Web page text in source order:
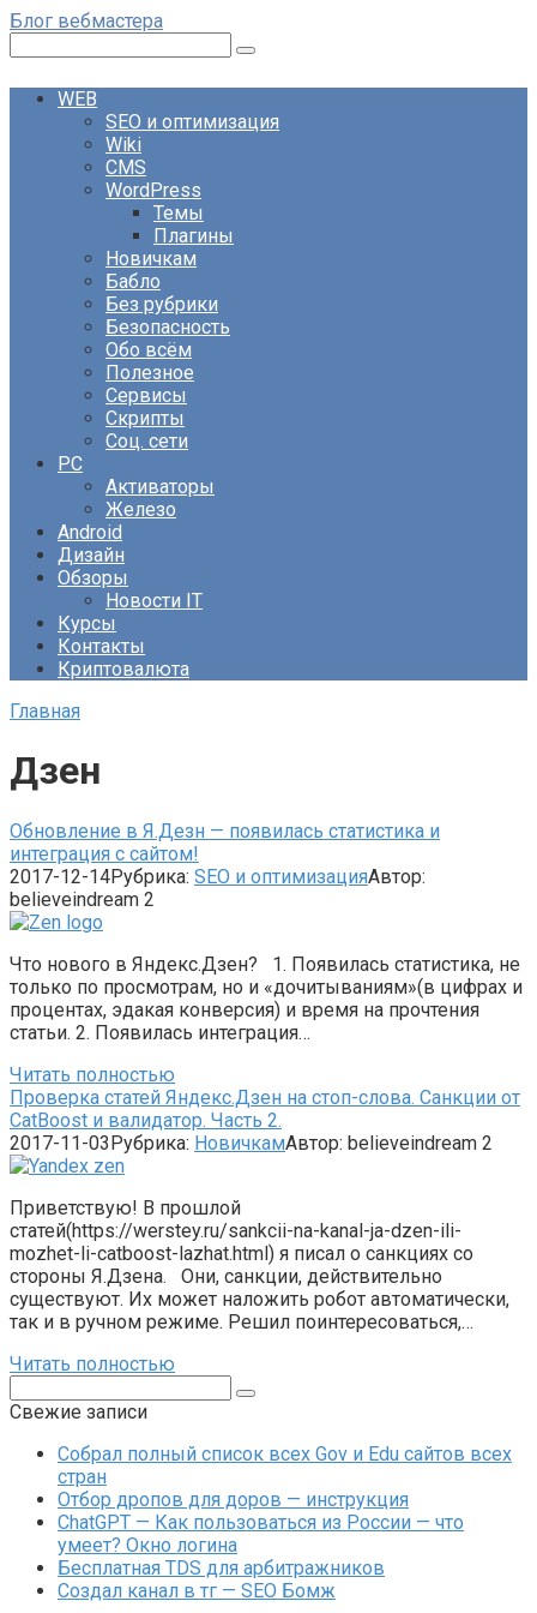
Перейти
контенту
Блог вебмастера
WEB
SEO и оптимизация
Wiki
CMS
WordPress
Темы
Плагины
Новичкам
Бабло
Без рубрики
Безопасность
Обо всём
Полезное
Сервисы
Скрипты
Соц. сети
PC
Активаторы
Железо
Android
Дизайн
Обзоры
Новости IT
Курсы
Контакты
Криптовалюта
Главная
Дзен
Обновление в Я.Дезн — появилась статистика и
интеграция с сайтом!
2017-12-14Рубрика: SEO и оптимизацияАвтор:
believeindream 2
Что нового в Яндекс.Дзен? 1. Появилась статистика, не
только по просмотрам, но и «дочитываниям»(в цифрах и
процентах, эдакая конверсия) и время на прочтения
статьи. 2. Появилась интеграция…
Читать полностью
Проверка статей Яндекс.Дзен на стоп-слова. Санкции от
CatBoost и валидатор. Часть 2.
2017-11-03Рубрика: НовичкамАвтор: believeindream 2
Приветствую! В прошлой
статей(https://werstey.ru/sankcii-na-kanal-ja-dzen-ili-
mozhet-li-catboost-lazhat.html) я писал о санкциях со
стороны Я.Дзена. Они, санкции, действительно
существуют. Их может наложить робот автоматически,
так и в ручном режиме. Решил поинтересоваться,…
Читать полностью
Свежие записи
Собрал полный список всех Gov и Edu сайтов всех
стран
Отбор дропов для доров — инструкция
ChatGPT — Как пользоваться из России — что
умеет? Окно логина
Бесплатная TDS для арбитражников
Создал канал в тг — SEO Бомж